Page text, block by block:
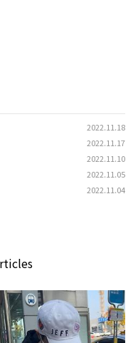
2022.11.18
2022.11.17
2022.11.10
2022.11.05
2022.11.04